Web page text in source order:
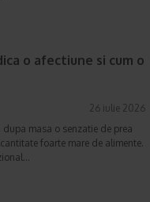
o afectiune si cum o
26 iulie 2026
masa o senzatie de prea
foarte mare de alimente.